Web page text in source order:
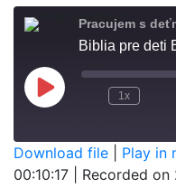
Pracujem s
Biblia pre deti
Play
Episode
1x
SHARE
Download file Play in
00:10:17
Recorded